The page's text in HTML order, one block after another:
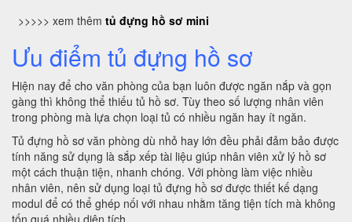
>>>>> xem thêm tủ đựng hồ sơ mini
Ưu điểm tủ đựng hồ sơ
Hiện nay để cho văn phòng của bạn luôn được ngăn nắp và gọn
gàng thì không thể thiếu tủ hồ sơ. Tùy theo số lượng nhân viên
trong phòng mà lựa chọn loại tủ có nhiều ngăn hay ít ngăn.
Tủ đựng hồ sơ văn phòng dù nhỏ hay lớn đều phải đảm bảo được
tính năng sử dụng là sắp xếp tài liệu giúp nhân viên xử lý hồ sơ
một cách thuận tiện, nhanh chóng. Với phòng làm việc nhiều
nhân viên, nên sử dụng loại tủ đựng hồ sơ được thiết kế dạng
modul để có thể ghép nối với nhau nhằm tăng tiện tích mà không
tốn quá nhiều diện tích.